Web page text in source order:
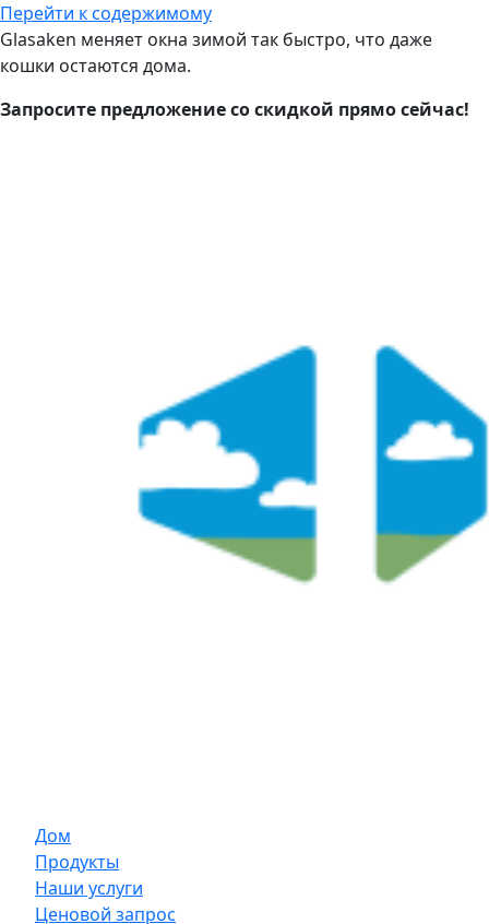
Перейти к содержимому
Glasaken меняет окна зимой так быстро, что даже
кошки остаются дома.
Запросите предложение со скидкой прямо сейчас!
Дом
Продукты
Наши услуги
Ценовой запрос